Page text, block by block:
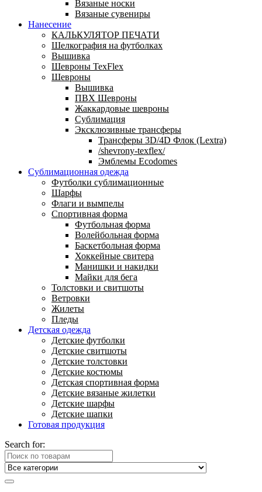
Вязаные носки
Вязаные сувениры
Нанесение
КАЛЬКУЛЯТОР ПЕЧАТИ
Шелкография на футболках
Вышивка
Шевроны TexFlex
Шевроны
Вышивка
ПВХ Шевроны
Жаккардовые шевроны
Сублимация
Эксклюзивные трансферы
Трансферы 3D/4D Флок (Lextra)
/shevrony-texflex/
Эмблемы Ecodomes
Сублимационная одежда
Футболки сублимационные
Шарфы
Флаги и вымпелы
Спортивная форма
Футбольная форма
Волейбольная форма
Баскетбольная форма
Хоккейные свитера
Манишки и накидки
Майки для бега
Толстовки и свитшоты
Ветровки
Жилеты
Пледы
Детская одежда
Детские футболки
Детские свитшоты
Детские толстовки
Детские костюмы
Детская спортивная форма
Детские вязаные жилетки
Детские шарфы
Детские шапки
Готовая продукция
Search for: